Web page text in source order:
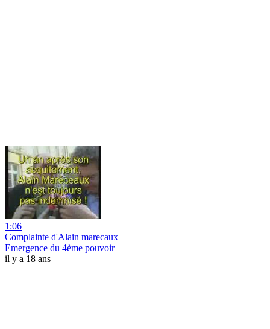
1:06
Complainte d'Alain marecaux
Emergence du 4ème pouvoir
il y a 18 ans